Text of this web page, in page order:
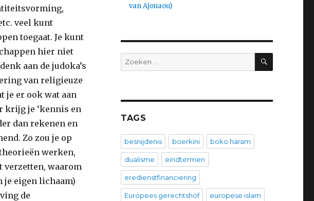
veel kunt
toegaat. Je kunt
hier niet
aan de judoka’s
van religieuze
je er ook wat aan
krijg je ‘kennis en
dan rekenen en
Zo zou je op
werken,
verzetten, waarom
eigen lichaam)
de
van Ajouaou)
Zoeken
naar:
ZOEKEN
TAGS
besnijdenis boerkini boko haram
dualisme eindtermen
eredienstfinanciering
Europees gerechtshof europese islam